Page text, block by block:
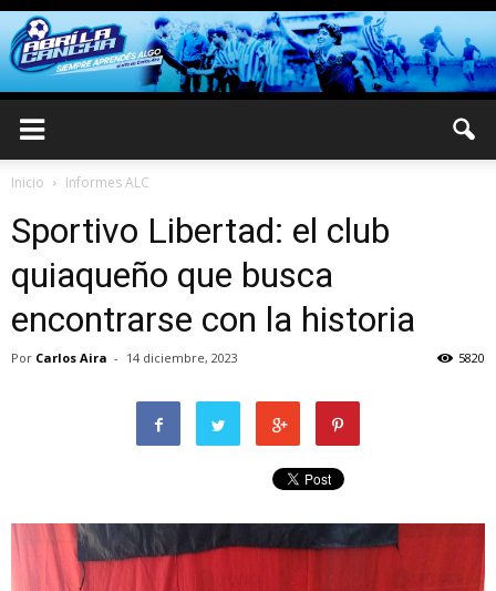
Inicio Informes ALC
Sportivo Libertad: el club
quiaqueño que busca
encontrarse con la historia
Por Carlos Aira - 14 diciembre, 2023 5820